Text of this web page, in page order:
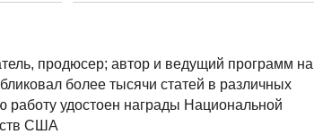
продюсер; автор и ведущий программ на
более тысячи статей в различных
работу удостоен награды Национальной
США